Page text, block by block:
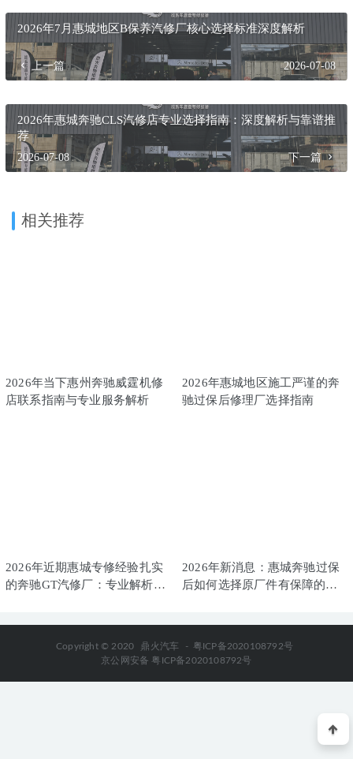
2026年7月惠城地区B保养汽修厂核心选择标准深度解析
上一篇 2026-07-08
2026年惠城奔驰CLS汽修店专业选择指南：深度解析与靠谱推
荐
2026-07-08 下一篇
相关推荐
2026年当下惠州奔驰威霆机修
店联系指南与专业服务解析
2026年惠城地区施工严谨的奔
驰过保后修理厂选择指南
2026年近期惠城专修经验扎实
的奔驰GT汽修厂：专业解析与
2026年新消息：惠城奔驰过保
后如何选择原厂件有保障的优
Copyright © 2020 鼎火汽车 - 粤ICP备2020108792号
京公网安备 粤ICP备2020108792号